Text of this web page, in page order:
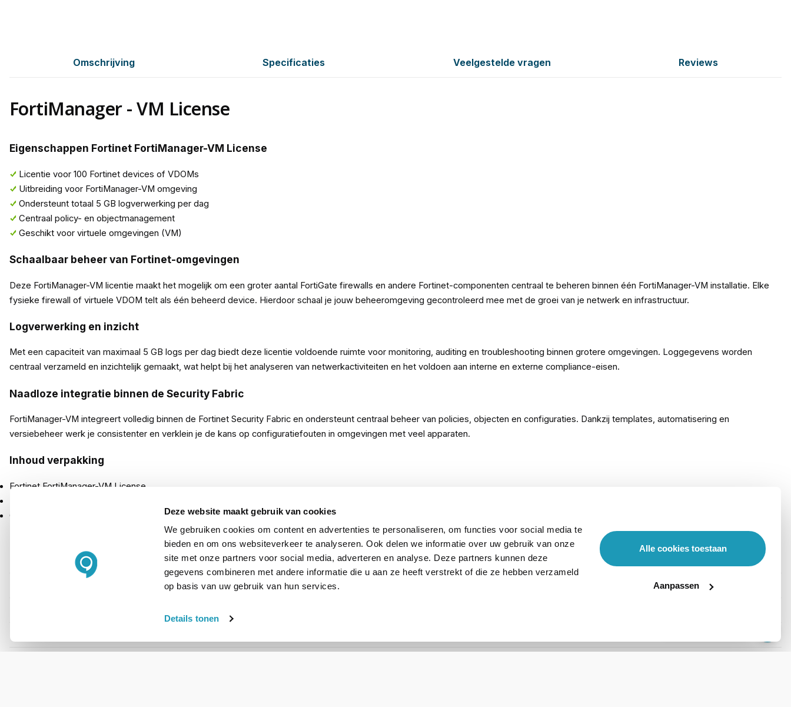
Deze website maakt gebruik van cookies
We gebruiken cookies om content en advertenties te personaliseren, om functies voor social media te
bieden en om ons websiteverkeer te analyseren. Ook delen we informatie over uw gebruik van onze
site met onze partners voor social media, adverteren en analyse. Deze partners kunnen deze
gegevens combineren met andere informatie die u aan ze heeft verstrekt of die ze hebben verzameld
op basis van uw gebruik van hun services.
Details tonen
Alle cookies toestaan
Aanpassen
Omschrijving Specificaties Veelgestelde vragen Reviews
FortiManager - VM License
Eigenschappen Fortinet FortiManager-VM License
Licentie voor 100 Fortinet devices of VDOMs
Uitbreiding voor FortiManager-VM omgeving
Ondersteunt totaal 5 GB logverwerking per dag
Centraal policy- en objectmanagement
Geschikt voor virtuele omgevingen (VM)
Schaalbaar beheer van Fortinet-omgevingen
Deze FortiManager-VM licentie maakt het mogelijk om een groter aantal FortiGate firewalls en andere Fortinet-componenten centraal te beheren binnen één FortiManager-VM installatie. Elke
fysieke firewall of virtuele VDOM telt als één beheerd device. Hierdoor schaal je jouw beheeromgeving gecontroleerd mee met de groei van je netwerk en infrastructuur.
Logverwerking en inzicht
Met een capaciteit van maximaal 5 GB logs per dag biedt deze licentie voldoende ruimte voor monitoring, auditing en troubleshooting binnen grotere omgevingen. Loggegevens worden
centraal verzameld en inzichtelijk gemaakt, wat helpt bij het analyseren van netwerkactiviteiten en het voldoen aan interne en externe compliance-eisen.
Naadloze integratie binnen de Security Fabric
FortiManager-VM integreert volledig binnen de Fortinet Security Fabric en ondersteunt centraal beheer van policies, objecten en configuraties. Dankzij templates, automatisering en
versiebeheer werk je consistenter en verklein je de kans op configuratiefouten in omgevingen met veel apparaten.
Inhoud verpakking
Fortinet FortiManager-VM License
Ondersteuning voor totaal 5 GB logs per dag
PRODUCT DETAILS